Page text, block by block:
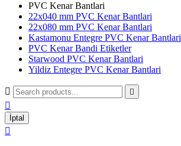
PVC Kenar Bantlari
22x040 mm PVC Kenar Bantlari
22x080 mm PVC Kenar Bantlari
Kastamonu Entegre PVC Kenar Bantlari
PVC Kenar Bandi Etiketler
Starwood PVC Kenar Bantlari
Yildiz Entegre PVC Kenar Bantlari
 

İptal
